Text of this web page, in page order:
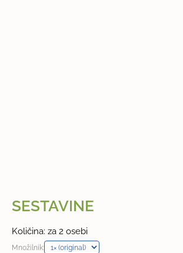
SESTAVINE
Količina: za 2 osebi
Množilnik: